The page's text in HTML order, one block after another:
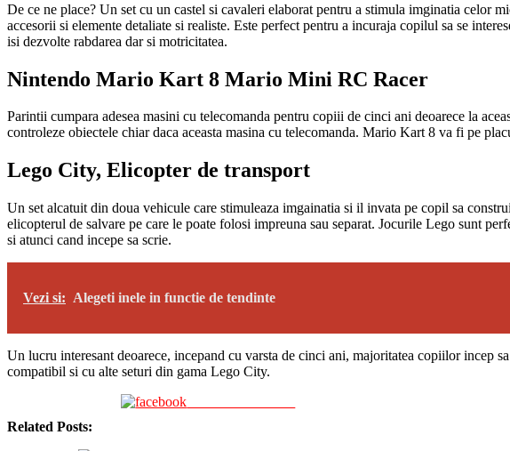
De ce ne place? Un set cu un castel si cavaleri elaborat pentru a stimula imginatia celor
accesorii si elemente detaliate si realiste. Este perfect pentru a incuraja copilul sa se
isi dezvolte rabdarea dar si motricitatea.
Nintendo Mario Kart 8 Mario Mini RC Racer
Parintii cumpara adesea masini cu telecomanda pentru copiii de cinci ani deoarece la
controleze obiectele chiar daca aceasta masina cu telecomanda. Mario Kart 8 va fi pe
Lego City, Elicopter de transport
Un set alcatuit din doua vehicule care stimuleaza imgainatia si il invata pe copil sa
elicopterul de salvare pe care le poate folosi impreuna sau separat. Jocurile Lego sunt
si atunci cand incepe sa scrie.
Vezi si: Alegeti inele in functie de tendinte
Un lucru interesant deoarece, incepand cu varsta de cinci ani, majoritatea copiilor incep
compatibil si cu alte seturi din gama Lego City.
Related Posts: